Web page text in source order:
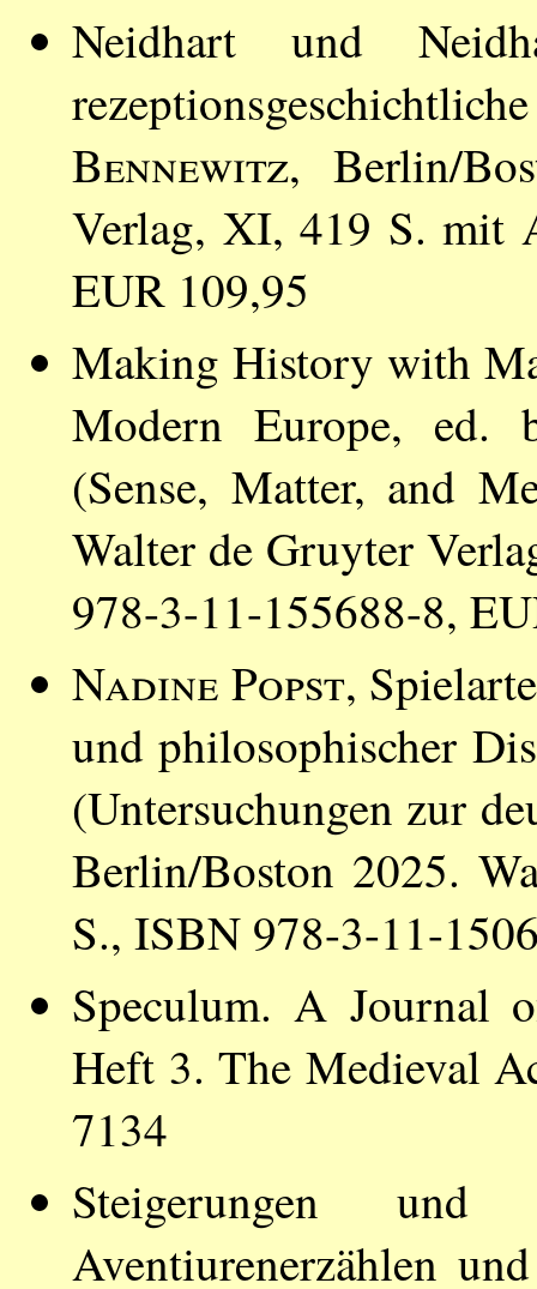
Neidhart und
Bennewitz, Berlin/
Verlag, XI, 419 S. mit
EUR 109,95
Making History with
Modern Europe,
(Sense, Matter, and
Walter de Gruyter
978-3-11-155688-8,
Nadine Popst,
und philosophischer
(Untersuchungen zur
Berlin/Boston 2025.
S., ISBN 978-3-11-
Speculum. A Journal
Heft 3. The Medieval
7134
Steigerungen und
Aventiurenerzählen